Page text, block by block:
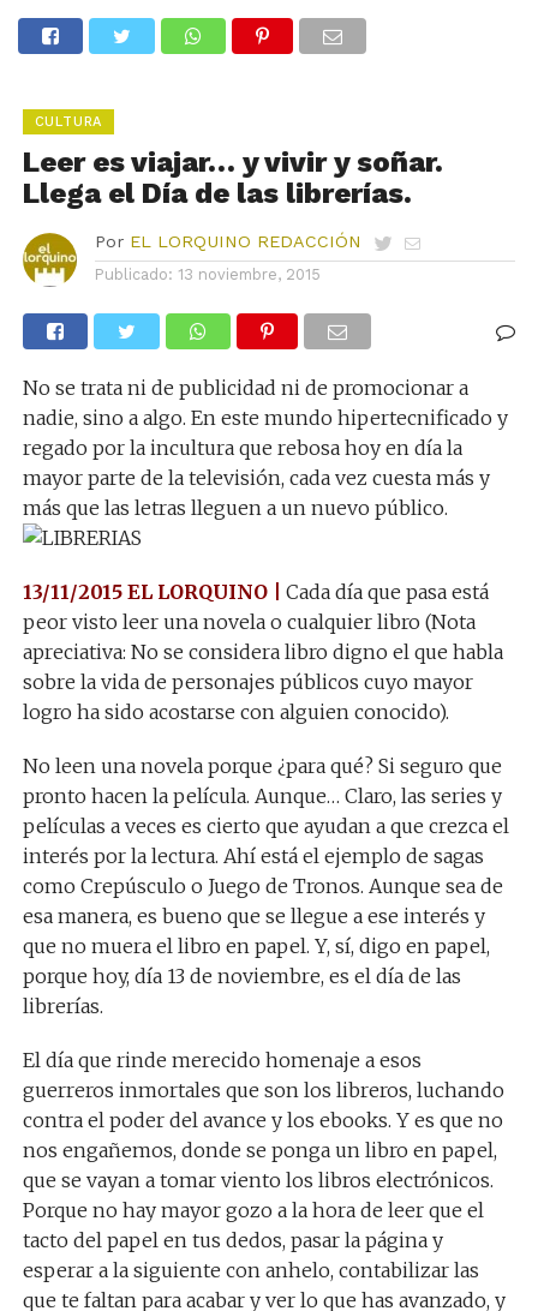
CULTURA
Leer es viajar… y vivir y soñar.
Llega el Día de las librerías.
Por EL LORQUINO REDACCIÓN
Publicado: 13 noviembre, 2015
No se trata ni de publicidad ni de promocionar a
nadie, sino a algo. En este mundo hipertecnificado y
regado por la incultura que rebosa hoy en día la
mayor parte de la televisión, cada vez cuesta más y
más que las letras lleguen a un nuevo público.
13/11/2015 EL LORQUINO |
Cada día que pasa está
peor visto leer una novela o cualquier libro (Nota
apreciativa: No se considera libro digno el que habla
sobre la vida de personajes públicos cuyo mayor
logro ha sido acostarse con alguien conocido).
No leen una novela porque ¿para qué? Si seguro que
pronto hacen la película. Aunque… Claro, las series y
películas a veces es cierto que ayudan a que crezca el
interés por la lectura. Ahí está el ejemplo de sagas
como Crepúsculo o Juego de Tronos. Aunque sea de
esa manera, es bueno que se llegue a ese interés y
que no muera el libro en papel. Y, sí, digo en papel,
porque hoy, día 13 de noviembre, es el día de las
librerías.
El día que rinde merecido homenaje a esos
guerreros inmortales que son los libreros, luchando
contra el poder del avance y los ebooks. Y es que no
nos engañemos, donde se ponga un libro en papel,
que se vayan a tomar viento los libros electrónicos.
Porque no hay mayor gozo a la hora de leer que el
tacto del papel en tus dedos, pasar la página y
esperar a la siguiente con anhelo, contabilizar las
que te faltan para acabar y ver lo que has avanzado, y